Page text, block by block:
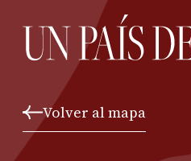
Volver al mapa